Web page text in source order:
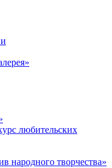
любительских
народного творчества»